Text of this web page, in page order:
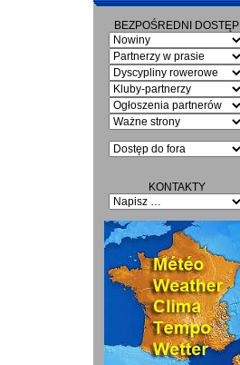
BEZPOŚREDNI DOSTĘP
KONTAKTY